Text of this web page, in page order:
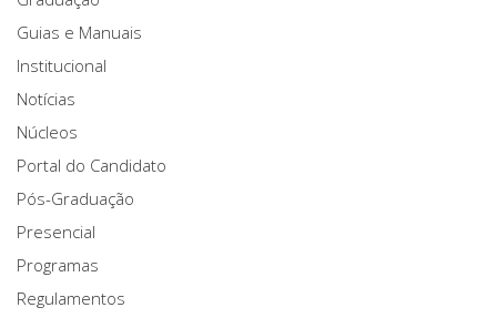
Guias e Manuais
Institucional
Notícias
Núcleos
Portal do Candidato
Pós-Graduação
Presencial
Programas
Regulamentos